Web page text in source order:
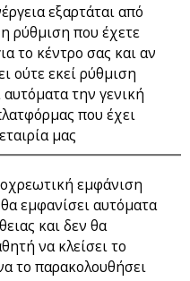
εξαρτάται από
ρύθμιση που έχετε
το κέντρο σας και αν
ούτε εκεί ρύθμιση
την γενική
που έχει
μας
εμφάνιση
εμφανίσει αυτόματα
και δεν θα
να κλείσει το
το παρακολουθήσει